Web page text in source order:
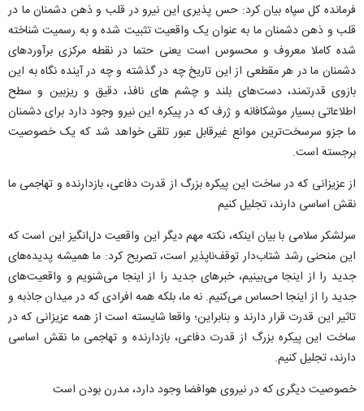
فرمانده کل سپاه بیان کرد: حس پذیری این نیرو در قلب و ذهن دشمنان ما در
قلب و ذهن دشمنان ما به عنوان یک واقعیت تثبیت شده و به رسمیت شناخته
شده کاملا معروف و‌ محسوس است یعنی حتما در نقطه مرکزی برآوردهای
دشمنان ما در هر مقطعی از این تاریخ چه در گذشته و چه در آینده نگاه به این
بازوی قدرتمند، دست‌های بلند و چشم های نافذ، دقیق و‌ ریزبین و سطح
اطلاعاتی بسیار موشکافانه و ژرف که در پیکره این نیرو وجود دارد برای دشمنان
ما جزو سرسخت‌ترین موانع غیرقابل عبور تلقی خواهد شد که‌ یک خصوصیت
برجسته است.
از عزیزانی که در ساخت این پیکره بزر‌گ از قدرت دفاعی، بازدارنده و تهاجمی ما
نقش اساسی دارند، تجلیل کنیم
سرلشکر سلامی با بیان اینکه، نکته مهم دیگر این واقعیت دل‌انگیز این است که
این منحنی رشد شتاب‌دار توقف‌ناپذیر است، تصریح کرد: ما همیشه پدیده‌های
جدید را از اینجا می‌بینیم، خبرهای جدید را از اینجا می‌شنویم و‌ واقعیت‌های
جدید را از اینجا احساس می‌کنیم. نه ما، بلکه همه افرادی که در میدان جاذبه و
تاثیر این قدرت قرار دارند و بنابراین؛ واقعا شایسته است از همه عزیزانی که در
ساخت این پیکره بزر‌گ از قدرت دفاعی، بازدارنده و تهاجمی ما نقش اساسی
دارند، تجلیل کنیم.
خصوصیت دیگری که در نیروی هوافضا وجود دارد، مدرن بودن است